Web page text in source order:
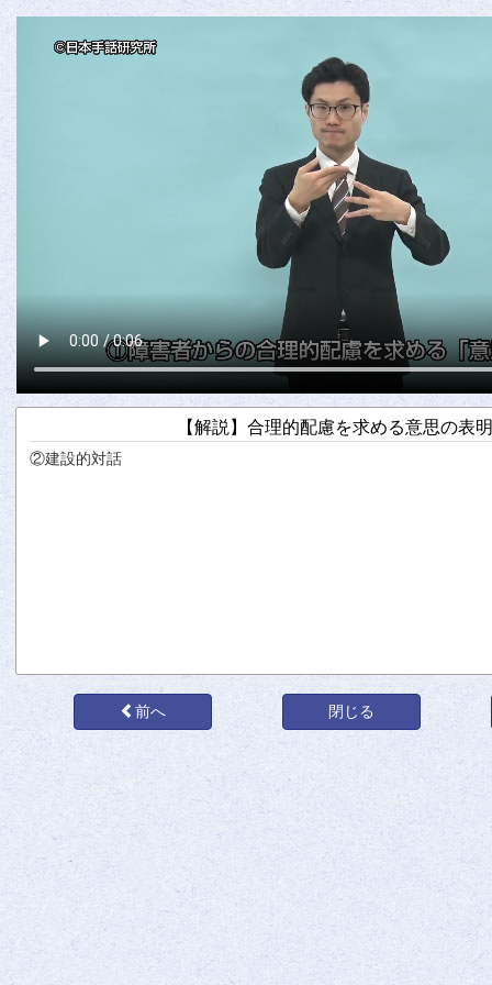
【解説】合理的配慮を求める意思の表
②建設的対話
前へ 閉じる